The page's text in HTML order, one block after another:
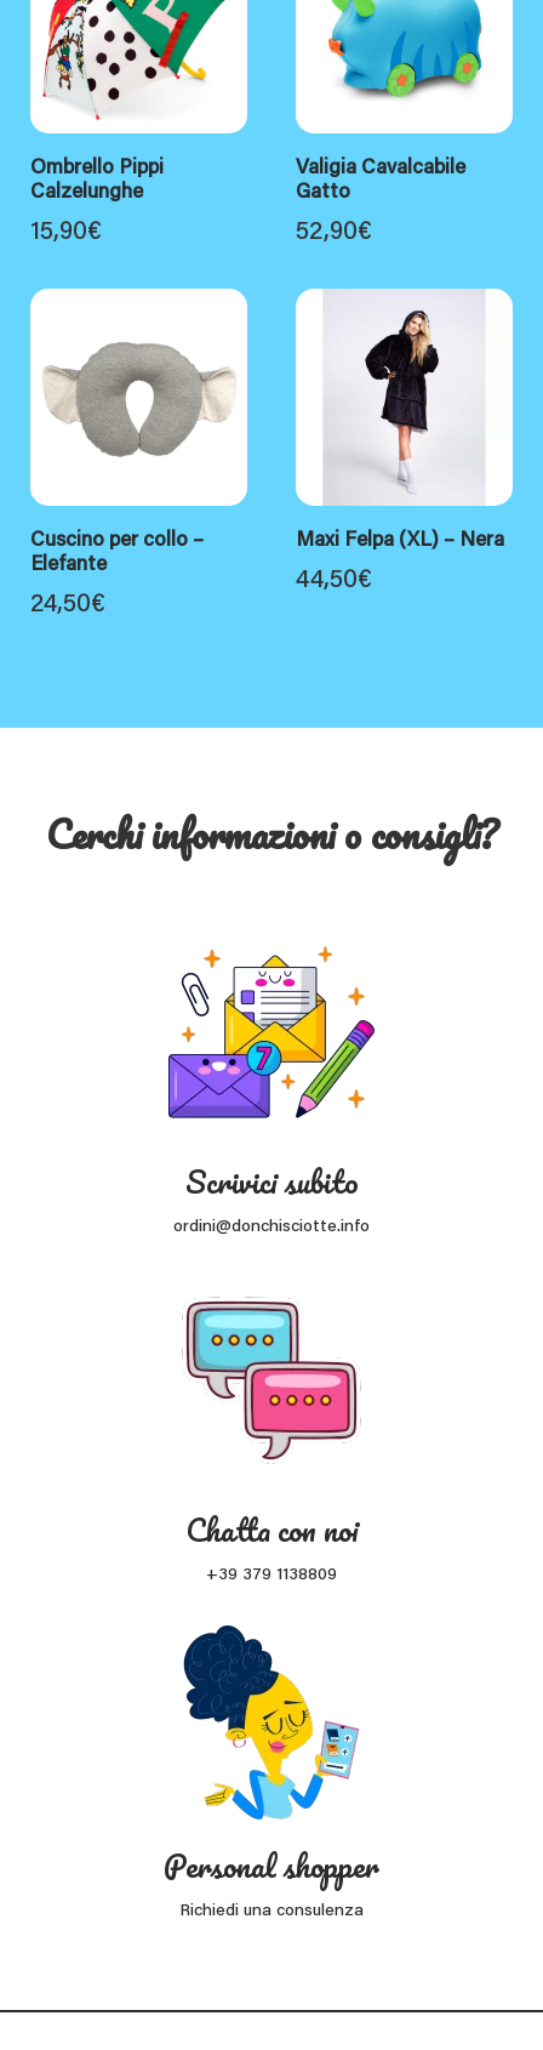
Ombrello Pippi
Calzelunghe
15,90€
Valigia Cavalcabile
Gatto
52,90€
Cuscino per collo –
Elefante
24,50€
Maxi Felpa (XL) – Nera
44,50€
Cerchi informazioni o consigli?
Scrivici subito
ordini@donchisciotte.info
Chatta con noi
+39 379 1138809
Personal shopper
Richiedi una consulenza